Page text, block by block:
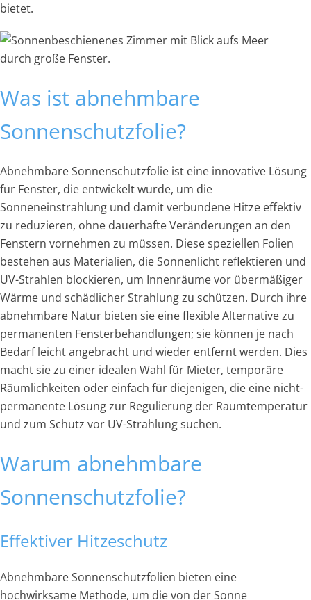
bietet.
Was ist abnehmbare
Sonnenschutzfolie?
Abnehmbare Sonnenschutzfolie ist eine innovative Lösung
für Fenster, die entwickelt wurde, um die
Sonneneinstrahlung und damit verbundene Hitze effektiv
zu reduzieren, ohne dauerhafte Veränderungen an den
Fenstern vornehmen zu müssen. Diese speziellen Folien
bestehen aus Materialien, die Sonnenlicht reflektieren und
UV-Strahlen blockieren, um Innenräume vor übermäßiger
Wärme und schädlicher Strahlung zu schützen. Durch ihre
abnehmbare Natur bieten sie eine flexible Alternative zu
permanenten Fensterbehandlungen; sie können je nach
Bedarf leicht angebracht und wieder entfernt werden. Dies
macht sie zu einer idealen Wahl für Mieter, temporäre
Räumlichkeiten oder einfach für diejenigen, die eine nicht-
permanente Lösung zur Regulierung der Raumtemperatur
und zum Schutz vor UV-Strahlung suchen.
Warum abnehmbare
Sonnenschutzfolie?
Effektiver Hitzeschutz
Abnehmbare Sonnenschutzfolien bieten eine
hochwirksame Methode, um die von der Sonne